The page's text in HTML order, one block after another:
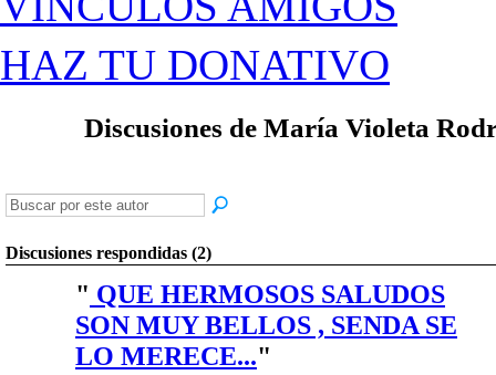
HAZ TU DONATIVO
Discusiones de María Violeta
Discusiones respondidas (2)
" QUE HERMOSOS SALUDOS
SON MUY BELLOS , SENDA SE
LO MERECE..."